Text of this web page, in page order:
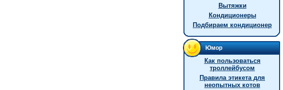
Вытяжки
Кондиционеры
Подбираем кондиционер
Юмор
Как пользоваться
троллейбусом
Правила этикета для
неопытных котов